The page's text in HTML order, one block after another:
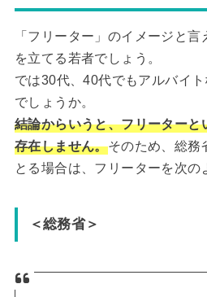
「フリーター」のイメージと
を立てる若者でしょう。
では30代、40代でもアルバイ
でしょうか。
結論からいうと、フリーターと
存在しません。そのため、総務
とる場合は、フリーターを次の
＜総務省＞